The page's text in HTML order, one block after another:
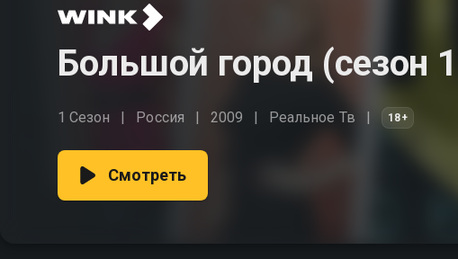
Большой город (сезон
1 Сезон Россия 2009 Реальное Тв 18+
Смотреть